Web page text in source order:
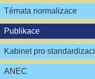
Témata normalizace
Publikace
Kabinet pro standardizaci
ANEC